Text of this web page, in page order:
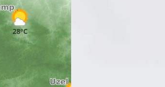
28°C